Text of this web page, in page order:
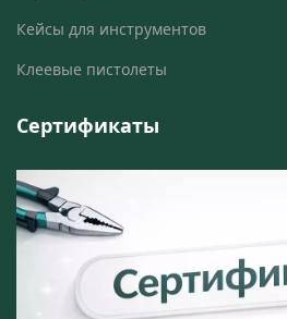
Кейсы для инструментов
Клеевые пистолеты
Сертификаты